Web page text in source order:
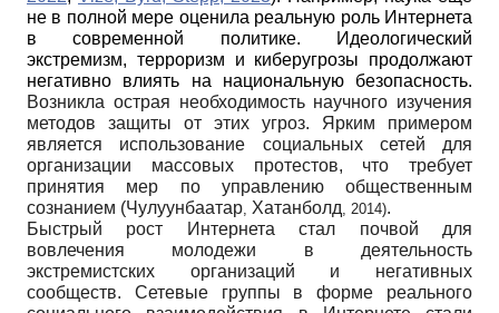
не в полной мере оценила реальную роль Интернета
в современной политике. Идеологический
экстремизм, терроризм и киберугрозы продолжают
негативно влиять на национальную безопасность.
Возникла острая необходимость научного изучения
методов защиты от этих угроз. Ярким примером
является использование социальных сетей для
организации массовых протестов, что требует
принятия мер по управлению общественным
сознанием (Чулуунбаатар Хатанболд , 2014).
Быстрый рост Интернета стал почвой для
вовлечения молодежи в деятельность
экстремистских организаций и негативных
сообществ. Сетевые группы в форме реального